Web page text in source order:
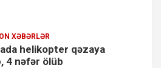
XƏBƏRLƏR
helikopter qəzaya
4 nəfər ölüb